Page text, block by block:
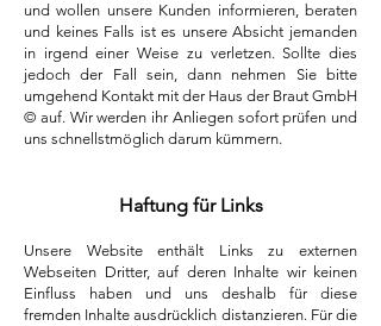
und wollen unsere Kunden informieren, beraten
und keines Falls ist es unsere Absicht jemanden
in irgend einer Weise zu verletzen. Sollte dies
jedoch der Fall sein, dann nehmen Sie bitte
umgehend Kontakt mit der Haus der Braut GmbH
© auf. Wir werden ihr Anliegen sofort prüfen und
uns schnellstmöglich darum kümmern.
Haftung für Links
Unsere Website enthält Links zu externen
Webseiten Dritter, auf deren Inhalte wir keinen
Einfluss haben und uns deshalb für diese
fremden Inhalte ausdrücklich distanzieren. Für die